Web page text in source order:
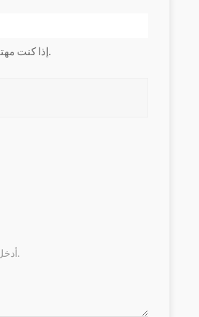
إذا كنت مهتمًا بمنتجاتنا وترغب في معرفة المزيد من التفاصيل ، فالرجاء ترك رسالة هنا ، وسنرد عليك في أقرب وقت ممكن.